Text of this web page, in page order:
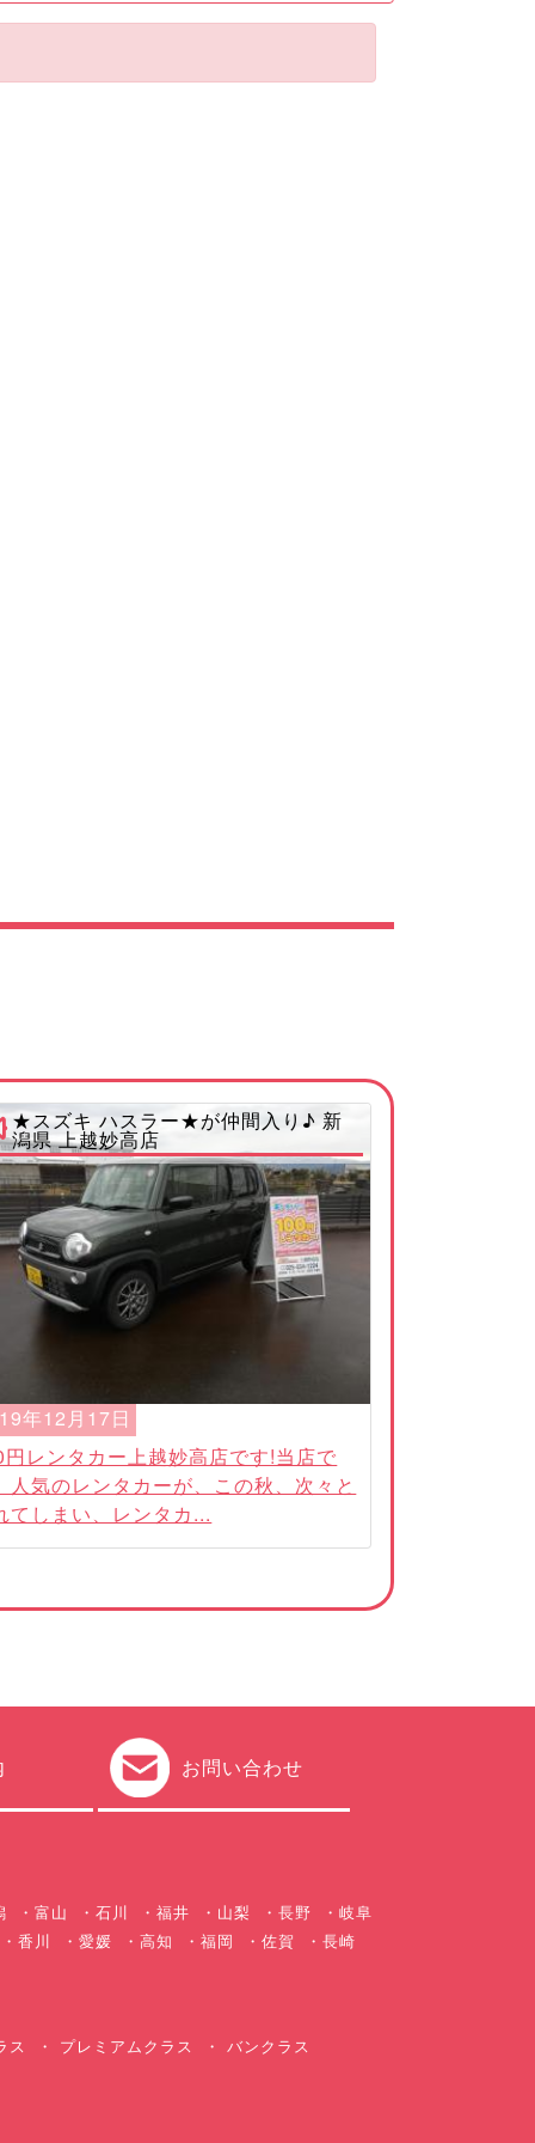
★スズキ ハスラー★が仲間入り♪ 新
潟県 上越妙高店
年12月17日
レンタカー上越妙高店です!当店で
人気のレンタカーが、この秋、次々と
てしまい、レンタカ...
お問い合わせ
富山 石川 福井 山梨 長野
岐阜
香川
愛媛 高知 福岡 佐賀 長崎
ス プレミアムクラス バンクラス